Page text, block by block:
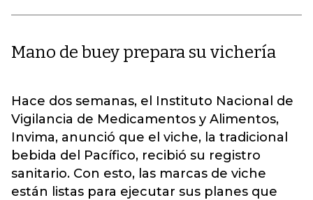
Mano de buey prepara su vichería
Hace dos semanas, el Instituto Nacional de
Vigilancia de Medicamentos y Alimentos,
Invima, anunció que el viche, la tradicional
bebida del Pacífico, recibió su registro
sanitario. Con esto, las marcas de viche
están listas para ejecutar sus planes que